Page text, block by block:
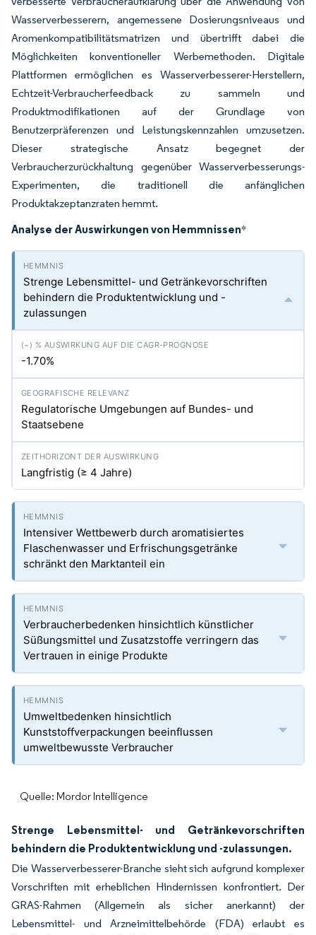
Wasserverbesserern, angemessene Dosierungsniveaus und
Aromenkompatibilitätsmatrizen und übertrifft dabei die
Möglichkeiten konventioneller Werbemethoden. Digitale
Plattformen ermöglichen es Wasserverbesserer-Herstellern,
Echtzeit-Verbraucherfeedback zu sammeln und
Produktmodifikationen auf der Grundlage von
Benutzerpräferenzen und Leistungskennzahlen umzusetzen.
Dieser strategische Ansatz begegnet der
Verbraucherzurückhaltung gegenüber Wasserverbesserungs-
Experimenten, die traditionell die anfänglichen
Produktakzeptanzraten hemmt.
Analyse der Auswirkungen von Hemmnissen*
Strenge Lebensmittel- und Getränkevorschriften
behindern die Produktentwicklung und -
zulassungen
-1.70%
Regulatorische Umgebungen auf Bundes- und
Staatsebene
Langfristig (≥ 4 Jahre)
Intensiver Wettbewerb durch aromatisiertes
Flaschenwasser und Erfrischungsgetränke
schränkt den Marktanteil ein
Verbraucherbedenken hinsichtlich künstlicher
Süßungsmittel und Zusatzstoffe verringern das
Vertrauen in einige Produkte
Umweltbedenken hinsichtlich
Kunststoffverpackungen beeinflussen
umweltbewusste Verbraucher
Quelle: Mordor Intelligence
Strenge Lebensmittel- und Getränkevorschriften
behindern die Produktentwicklung und -zulassungen.
Die Wasserverbesserer-Branche sieht sich aufgrund komplexer
Vorschriften mit erheblichen Hindernissen konfrontiert. Der
GRAS-Rahmen (Allgemein als sicher anerkannt) der
Lebensmittel- und Arzneimittelbehörde (FDA) erlaubt es